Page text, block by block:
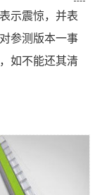
示震惊，并表
参测版本一事
如不能还其清